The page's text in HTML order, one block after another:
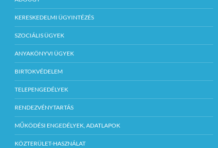
KERESKEDELMI ÜGYINTÉZÉS
SZOCIÁLIS ÜGYEK
ANYAKÖNYVI ÜGYEK
BIRTOKVÉDELEM
TELEPENGEDÉLYEK
RENDEZVÉNYTARTÁS
MŰKÖDÉSI ENGEDÉLYEK, ADATLAPOK
KÖZTERÜLET-HASZNÁLAT